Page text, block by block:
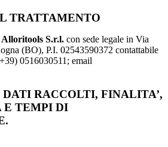
TRATTAMENTO
Alloritools S.r.l. con sede legale in Via
(BO), P.I. 02543590372 contattabile
0516030511; email
RACCOLTI, FINALITA’,
E TEMPI DI